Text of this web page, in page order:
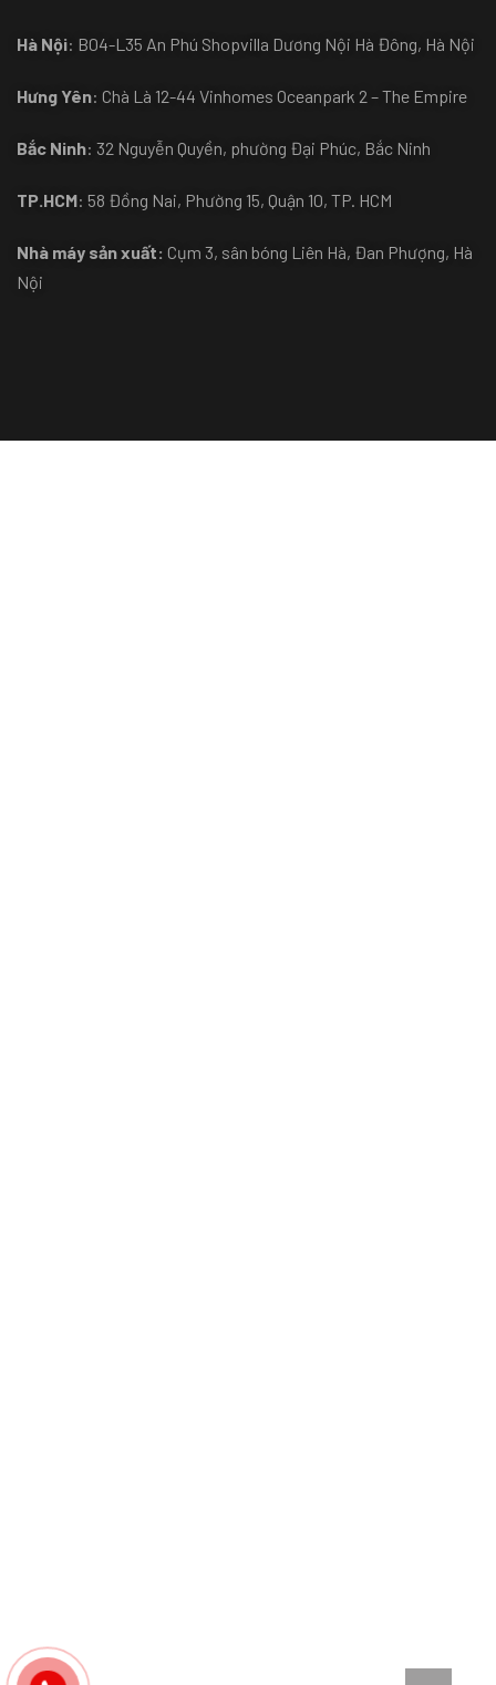
Hà Nội: B04-L35 An Phú Shopvilla Dương Nội Hà Đông, Hà Nội
Hưng Yên: Chà Là 12-44 Vinhomes Oceanpark 2 – The Empire
Bắc Ninh: 32 Nguyễn Quyền, phường Đại Phúc, Bắc Ninh
TP.HCM: 58 Đồng Nai, Phường 15, Quận 10, TP. HCM
Nhà máy sản xuất: Cụm 3, sân bóng Liên Hà, Đan Phượng, Hà
Nội